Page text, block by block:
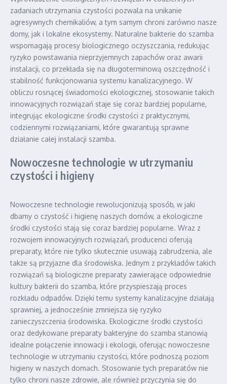
zadaniach utrzymania czystości pozwala na unikanie
agresywnych chemikaliów, a tym samym chroni zarówno nasze
domy, jak i lokalne ekosystemy. Naturalne bakterie do szamba
wspomagają procesy biologicznego oczyszczania, redukując
ryzyko powstawania nieprzyjemnych zapachów oraz awarii
instalacji, co przekłada się na długoterminową oszczędność i
stabilność funkcjonowania systemu kanalizacyjnego. W
obliczu rosnącej świadomości ekologicznej, stosowanie takich
innowacyjnych rozwiązań staje się coraz bardziej popularne,
integrując ekologiczne środki czystości z praktycznymi,
codziennymi rozwiązaniami, które gwarantują sprawne
działanie całej instalacji szamba.
Nowoczesne technologie w utrzymaniu
czystości i higieny
Nowoczesne technologie rewolucjonizują sposób, w jaki
dbamy o czystość i higienę naszych domów, a ekologiczne
środki czystości stają się coraz bardziej popularne. Wraz z
rozwojem innowacyjnych rozwiązań, producenci oferują
preparaty, które nie tylko skutecznie usuwają zabrudzenia, ale
także są przyjazne dla środowiska. Jednym z przykładów takich
rozwiązań są biologiczne preparaty zawierające odpowiednie
kultury bakterii do szamba, które przyspieszają proces
rozkładu odpadów. Dzięki temu systemy kanalizacyjne działają
sprawniej, a jednocześnie zmniejsza się ryzyko
zanieczyszczenia środowiska. Ekologiczne środki czystości
oraz dedykowane preparaty bakteryjne do szamba stanowią
idealne połączenie innowacji i ekologii, oferując nowoczesne
technologie w utrzymaniu czystości, które podnoszą poziom
higieny w naszych domach. Stosowanie tych preparatów nie
tylko chroni nasze zdrowie, ale również przyczynia się do